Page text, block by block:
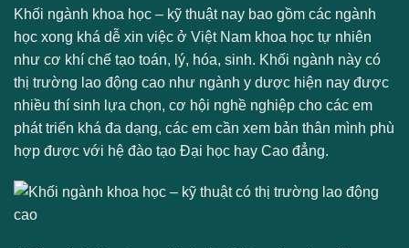
Khối ngành khoa học – kỹ thuật nay bao gồm các ngành
học xong khá dễ xin việc ở Việt Nam khoa học tự nhiên
như cơ khí chế tạo toán, lý, hóa, sinh. Khối ngành này có
thị trường lao động cao như ngành y dược hiện nay được
nhiều thí sinh lựa chọn, cơ hội nghề nghiệp cho các em
phát triển khá đa dạng, các em cần xem bản thân mình phù
hợp được với hệ đào tạo Đại học hay Cao đẳng.